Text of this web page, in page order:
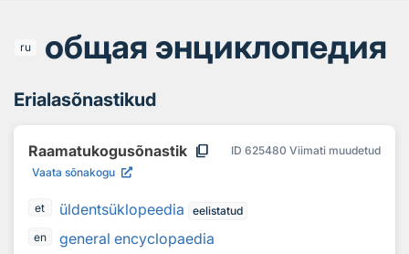
ru общая энциклопедия
Erialasõnastikud
Raamatukogusõnastik content_copy ID 625480 Viimati muudetud
Vaata sõnakogu
et üldentsüklopeedia
eelistatud
en
general encyclopaedia